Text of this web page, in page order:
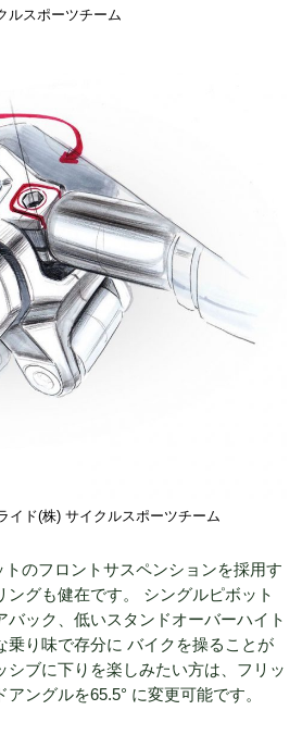
ルスポーツチーム
イド(株) サイクルスポーツチーム
のフロントサスペンションを採用す
ングも健在です。 シングルピボット
バック、低いスタンドオーバーハイト
乗り味で存分に バイクを操ることが
シブに下りを楽しみたい方は、フリッ
ングルを65.5° に変更可能です。